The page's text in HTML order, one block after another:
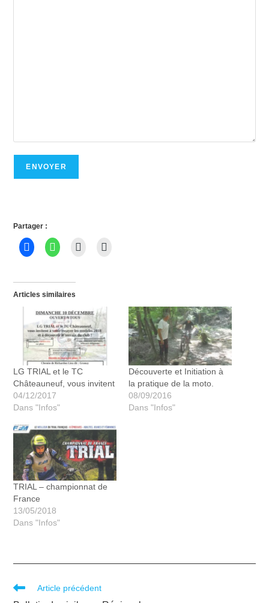
ENVOYER
Partager :
Articles similaires
LG TRIAL et le TC
Châteauneuf, vous invitent
04/12/2017
Dans "Infos"
Découverte et Initiation à
la pratique de la moto.
08/09/2016
Dans "Infos"
TRIAL – championnat de
France
13/05/2018
Dans "Infos"
Article précédent